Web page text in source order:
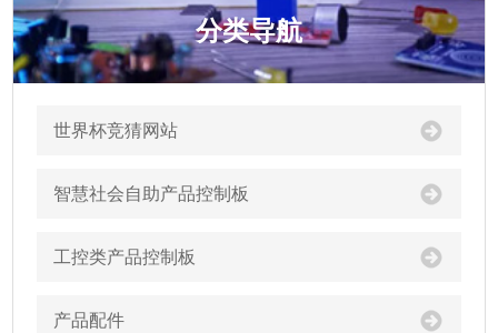
分类导航
世界杯竞猜网站
智慧社会自助产品控制板
工控类产品控制板
产品配件